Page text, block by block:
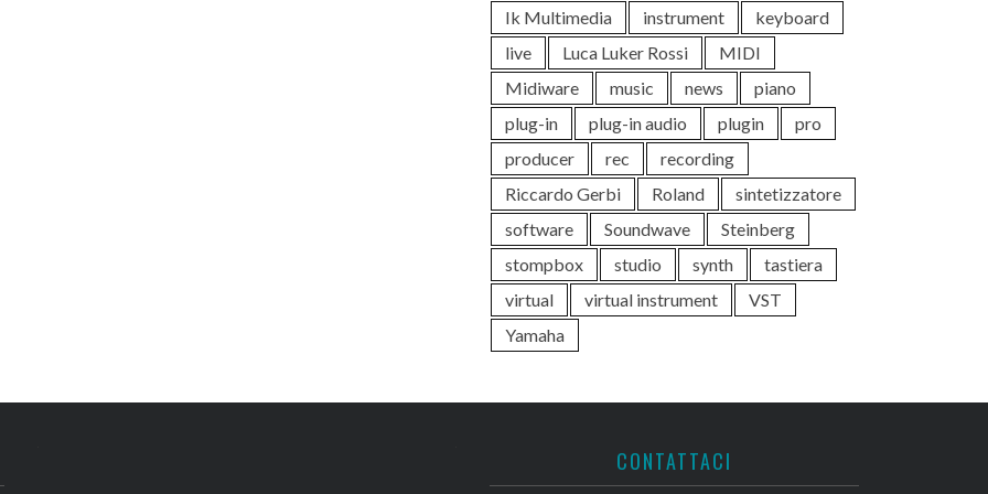
Ik Multimedia
instrument
keyboard
live
Luca Luker Rossi
MIDI
Midiware
music news
piano
plug-in
plug-in audio plugin
pro
producer
rec
recording
Riccardo Gerbi
Roland
sintetizzatore
software
Soundwave
Steinberg
stompbox
studio synth
tastiera
virtual
virtual instrument
VST
Yamaha
CONTATTACI